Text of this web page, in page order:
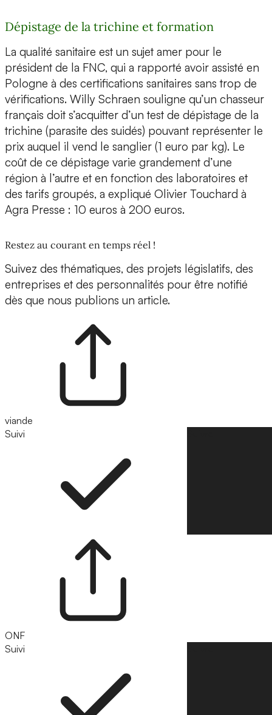
Dépistage de la trichine et formation
La qualité sanitaire est un sujet amer pour le
président de la FNC, qui a rapporté avoir assisté en
Pologne à des certifications sanitaires sans trop de
vérifications. Willy Schraen souligne qu’un chasseur
français doit s’acquitter d’un test de dépistage de la
trichine (parasite des suidés) pouvant représenter le
prix auquel il vend le sanglier (1 euro par kg). Le
coût de ce dépistage varie grandement d’une
région à l’autre et en fonction des laboratoires et
des tarifs groupés, a expliqué Olivier Touchard à
Agra Presse : 10 euros à 200 euros.
Restez au courant en temps réel !
Suivez des thématiques, des projets législatifs, des
entreprises et des personnalités pour être notifié
dès que nous publions un article.
viande
Suivi
ONF
Suivi